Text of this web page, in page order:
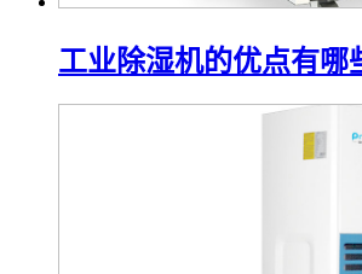
工业除湿机的优点有哪